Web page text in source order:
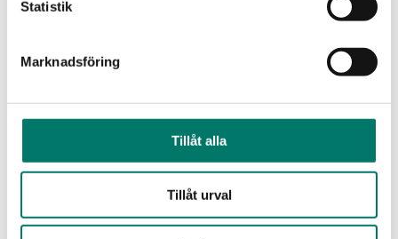
Statistik
Marknadsföring
Tillåt alla
Tillåt urval